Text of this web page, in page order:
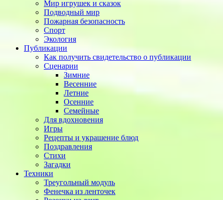
Мир игрушек и сказок
Подводный мир
Пожарная безопасность
Спорт
Экология
Публикации
Как получить свидетельство о публикации
Сценарии
Зимние
Весенние
Летние
Осенние
Семейные
Для вдохновения
Игры
Рецепты и украшение блюд
Поздравления
Стихи
Загадки
Техники
Треугольный модуль
Фенечка из ленточек